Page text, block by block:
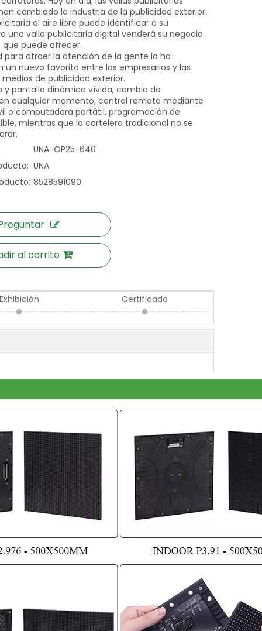
cambiado la industria de la publicidad exterior.
al aire libre puede identificar a su
una valla publicitaria digital venderá su negocio
puede ofrecer.
para atraer la atención de la gente lo ha
un nuevo favorito entre los empresarios y las
de publicidad exterior.
y pantalla dinámica vívida, cambio de
cualquier momento, control remoto mediante
o computadora portátil, programación de
mientras que la cartelera tradicional no se
UNA-OP25-640
UNA
8528591090
al carrito
Exhibición Certificado